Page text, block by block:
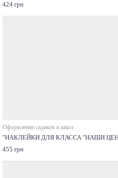
424 грн
Оформление садиков и школ
"НАКЛЕЙКИ ДЛЯ КЛАССА "НАШИ
455 грн